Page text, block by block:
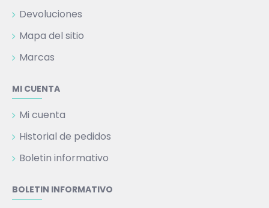
Devoluciones
Mapa del sitio
Marcas
MI CUENTA
Mi cuenta
Historial de pedidos
Boletin informativo
BOLETIN INFORMATIVO